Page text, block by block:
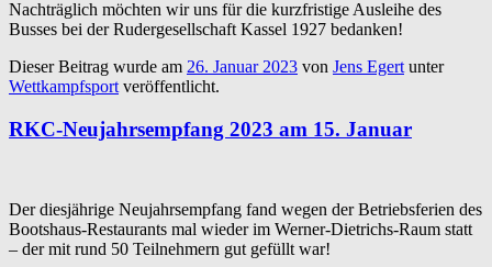
Nachträglich möchten wir uns für die kurzfristige Ausleihe des
Busses bei der Rudergesellschaft Kassel 1927 bedanken!
Dieser Beitrag wurde am 26. Januar 2023 von Jens Egertunter
Wettkampfsportveröffentlicht.
RKC-Neujahrsempfang 2023 am 15. Januar
Der diesjährige Neujahrsempfang fand wegen der Betriebsferien des
Bootshaus-Restaurants mal wieder im Werner-Dietrichs-Raum statt
– der mit rund 50 Teilnehmern gut gefüllt war!